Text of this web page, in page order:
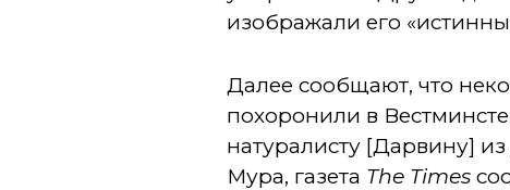
изображали его
Далее сообщают, что
похоронили в
натуралисту [Дарвину]
Мура, газета The Times